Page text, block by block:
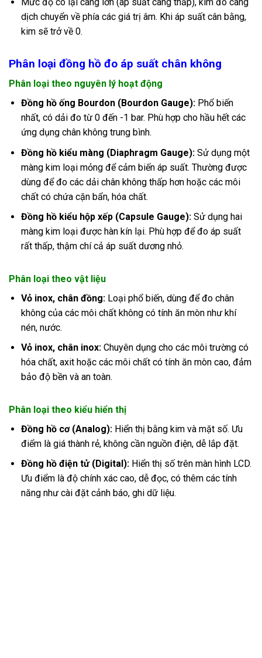
dịch chuyển về phía các giá trị âm. Khi áp suất cân bằng,
kim sẽ trở về 0.
Phân loại đồng hồ đo áp suất chân không
Phân loại theo nguyên lý hoạt động
Đồng hồ ống Bourdon (Bourdon Gauge):Phổ biến
nhất, có dải đo từ 0 đến -1 bar. Phù hợp cho hầu hết các
ứng dụng chân không trung bình.
Đồng hồ kiểu màng (Diaphragm Gauge):Sử dụng một
màng kim loại mỏng để cảm biến áp suất. Thường được
dùng để đo các dải chân không thấp hơn hoặc các môi
chất có chứa cặn bẩn, hóa chất.
Đồng hồ kiểu hộp xếp (Capsule Gauge):Sử dụng hai
màng kim loại được hàn kín lại. Phù hợp để đo áp suất
rất thấp, thậm chí cả áp suất dương nhỏ.
Phân loại theo vật liệu
Vỏ inox, chân đồng:Loại phổ biến, dùng để đo chân
không của các môi chất không có tính ăn mòn như khí
nén, nước.
Vỏ inox, chân inox:Chuyên dụng cho các môi trường có
hóa chất, axit hoặc các môi chất có tính ăn mòn cao, đảm
bảo độ bền và an toàn.
Phân loại theo kiểu hiển thị
Đồng hồ cơ (Analog):Hiển thị bằng kim và mặt số. Ưu
điểm là giá thành rẻ, không cần nguồn điện, dễ lắp đặt.
Đồng hồ điện tử (Digital):Hiển thị số trên màn hình LCD.
Ưu điểm là độ chính xác cao, dễ đọc, có thêm các tính
năng như cài đặt cảnh báo, ghi dữ liệu.